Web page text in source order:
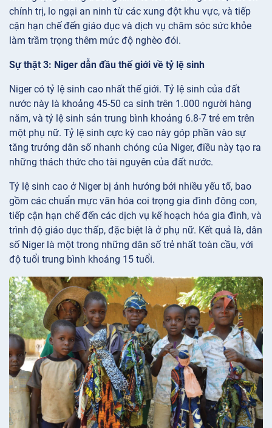
chính trị, lo ngại an ninh từ các xung đột khu vực, và tiếp
cận hạn chế đến giáo dục và dịch vụ chăm sóc sức khỏe
làm trầm trọng thêm mức độ nghèo đói.
Sự thật 3: Niger dẫn đầu thế giới về tỷ lệ sinh
Niger có tỷ lệ sinh cao nhất thế giới. Tỷ lệ sinh của đất
nước này là khoảng 45-50 ca sinh trên 1.000 người hàng
năm, và tỷ lệ sinh sản trung bình khoảng 6.8-7 trẻ em trên
một phụ nữ. Tỷ lệ sinh cực kỳ cao này góp phần vào sự
tăng trưởng dân số nhanh chóng của Niger, điều này tạo ra
những thách thức cho tài nguyên của đất nước.
Tỷ lệ sinh cao ở Niger bị ảnh hưởng bởi nhiều yếu tố, bao
gồm các chuẩn mực văn hóa coi trọng gia đình đông con,
tiếp cận hạn chế đến các dịch vụ kế hoạch hóa gia đình, và
trình độ giáo dục thấp, đặc biệt là ở phụ nữ. Kết quả là, dân
số Niger là một trong những dân số trẻ nhất toàn cầu, với
độ tuổi trung bình khoảng 15 tuổi.